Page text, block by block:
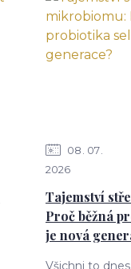
08 07
2026
Tajemství
Proč běžná
je nová
Všichni to